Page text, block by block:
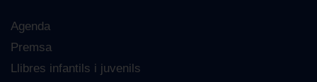
Agenda
Premsa
Llibres infantils i juvenils